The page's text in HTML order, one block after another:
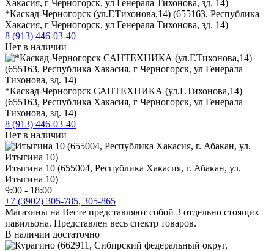
*Каскад-Черногорск (ул.Г.Тихонова,14) (655163, Республика
Хакасия, г Черногорск, ул Генерала Тихонова, зд. 14)
8 (913) 446-03-40
Нет в наличии
*Каскад-Черногорск САНТЕХНИКА (ул.Г.Тихонова,14)
(655163, Республика Хакасия, г Черногорск, ул Генерала
Тихонова, зд. 14)
8 (913) 446-03-40
Нет в наличии
Итыгина 10 (655004, Республика Хакасия, г. Абакан, ул.
Итыгина 10)
9:00 - 18:00
+7 (3902) 305-785, 305-865
Магазины на Весте представляют собой 3 отдельно стоящих
павильона. Представлен весь спектр товаров.
В наличии достаточно